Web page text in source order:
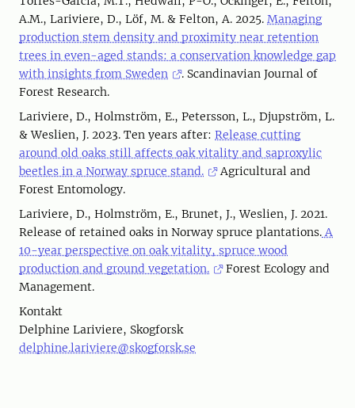
A.M., Lariviere, D., Löf, M. & Felton, A. 2025. Managing
production stem density and proximity near retention
trees in even-aged stands: a conservation knowledge gap
with insights from Sweden
. Scandinavian Journal of
Forest Research.
Lariviere, D., Holmström, E., Petersson, L., Djupström, L.
& Weslien, J. 2023. Ten years after: Release cutting
around old oaks still affects oak vitality and saproxylic
beetles in a Norway spruce stand.
Agricultural and
Forest Entomology.
Lariviere, D., Holmström, E., Brunet, J., Weslien, J. 2021.
Release of retained oaks in Norway spruce plantations. A
10-year perspective on oak vitality, spruce wood
production and ground vegetation.
Forest Ecology and
Management.
Kontakt
Delphine Lariviere, Skogforsk
delphine.lariviere@skogforsk.se